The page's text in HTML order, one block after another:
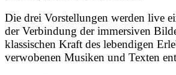
Die drei Vorstellungen werden live
der Verbindung der immersiven
klassischen Kraft des lebendigen
verwobenen Musiken und Texten